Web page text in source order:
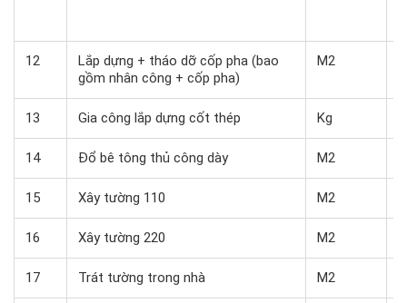
12
Lắp dựng + tháo dỡ cốp pha (bao
gồm nhân công + cốp pha)
M2
13 Gia công lắp dựng cốt thép Kg
14 Đổ bê tông thủ công dày M2
15 Xây tường 110 M2
16 Xây tường 220 M2
17 Trát tường trong nhà M2